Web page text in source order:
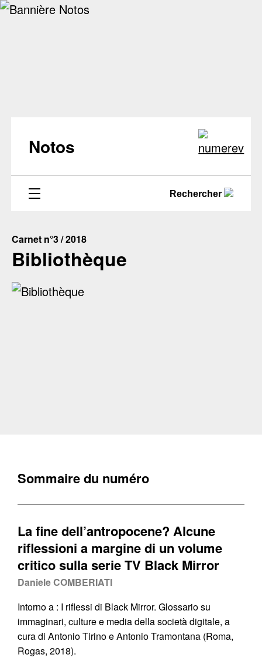
Notos
Rechercher
Carnet n°3 / 2018
Bibliothèque
Sommaire du numéro
La fine dell’antropocene? Alcune
riflessioni a margine di un volume
critico sulla serie TV Black Mirror
Daniele COMBERIATI
Intorno a : I riflessi di Black Mirror. Glossario su
immaginari, culture e media della società digitale, a
cura di Antonio Tirino e Antonio Tramontana (Roma,
Rogas, 2018).